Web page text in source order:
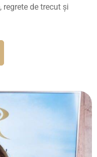
de trecut și